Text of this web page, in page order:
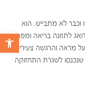
וכבר לא מתבייש. הוא
לתזונה בריאה ומפתח
מראה והרגשה צעירים
שנכנסו לשגרת התחזוקה